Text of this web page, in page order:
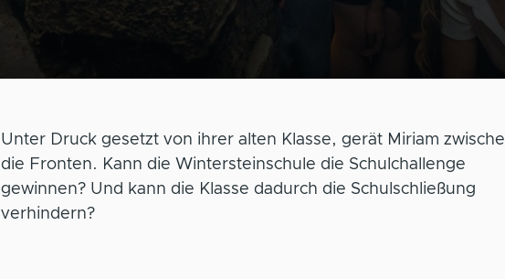
Unter Druck gesetzt von ihrer alten Klasse, gerät Miriam
die Fronten. Kann die Wintersteinschule die Schulchallenge
gewinnen? Und kann die Klasse dadurch die Schulschließung
verhindern?